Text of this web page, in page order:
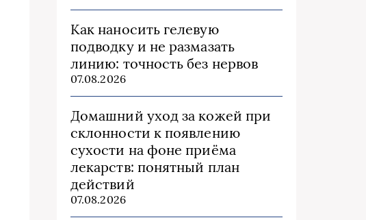
Как наносить гелевую
подводку и не размазать
линию: точность без нервов
07.08.2026
Домашний уход за кожей при
склонности к появлению
сухости на фоне приёма
лекарств: понятный план
действий
07.08.2026